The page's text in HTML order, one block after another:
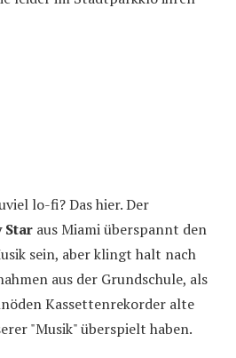
lo-fi? Das hier. Der
Star aus Miami überspannt den
sein, aber klingt halt nach
aus der Grundschule, als
Kassettenrekorder alte
"Musik" überspielt haben.